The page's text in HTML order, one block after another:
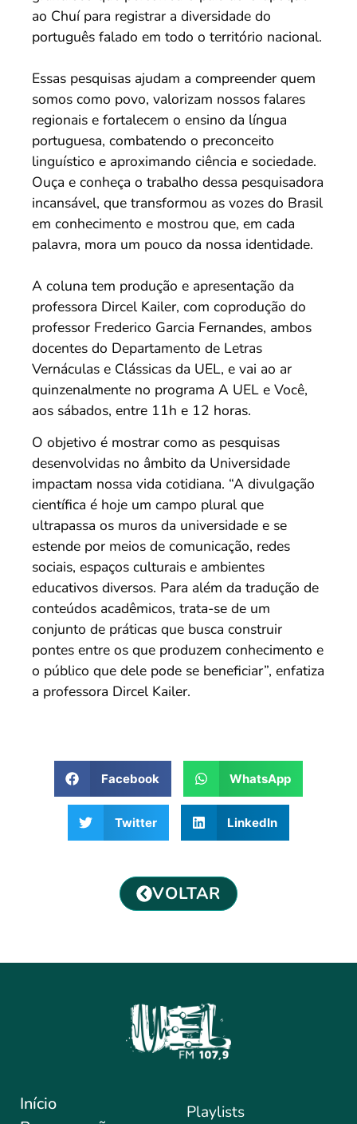
ao Chuí para registrar a diversidade do
português falado em todo o território nacional.
Essas pesquisas ajudam a compreender quem
somos como povo, valorizam nossos falares
regionais e fortalecem o ensino da língua
portuguesa, combatendo o preconceito
linguístico e aproximando ciência e sociedade.
Ouça e conheça o trabalho dessa pesquisadora
incansável, que transformou as vozes do Brasil
em conhecimento e mostrou que, em cada
palavra, mora um pouco da nossa identidade.
A coluna tem produção e apresentação da
professora Dircel Kailer, com coprodução do
professor Frederico Garcia Fernandes, ambos
docentes do Departamento de Letras
Vernáculas e Clássicas da UEL, e vai ao ar
quinzenalmente no programa A UEL e Você,
aos sábados, entre 11h e 12 horas.
O objetivo é mostrar como as pesquisas
desenvolvidas no âmbito da Universidade
impactam nossa vida cotidiana. “A divulgação
científica é hoje um campo plural que
ultrapassa os muros da universidade e se
estende por meios de comunicação, redes
sociais, espaços culturais e ambientes
educativos diversos. Para além da tradução de
conteúdos acadêmicos, trata-se de um
conjunto de práticas que busca construir
pontes entre os que produzem conhecimento e
o público que dele pode se beneficiar”, enfatiza
a professora Dircel Kailer.
Facebook WhatsApp
Twitter LinkedIn
VOLTAR
Início
Playlists